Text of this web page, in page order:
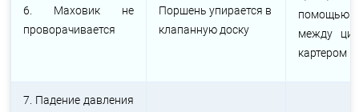
6. Маховик не
проворачивается
Поршень упирается в
клапанную доску
помощью
между
картером
7. Падение давления